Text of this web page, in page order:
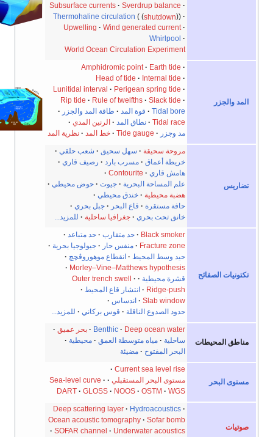
Subsurface currents
Sverdrup balance
Thermohaline circulation
shutdown
Upwelling
Wind generated current
Whirlpool
World Ocean Circulation Experiment
والجزر
Amphidromic point
Earth tide
Head of tide
Internal tide
Lunitidal interval
Perigean spring tide
Rip tide
Rule of twelfths
Slack tide
Tidal bore
قوة المد
طاقة المد والجزر
Tidal race
نطاق المد
الرنين المدي
Tide gauge خط المد نظرية المد
مروحة سحيقة سهل سحيق · شعب حلقي ·
خريطة أعماق · مسرب بارد · رصيف قاري ·
هامش قاري ·
Contourite
·
علم المساحة البحرية · جيوت · حوض محيطي ·
هضبة محيطية · خندق محيطي ·
حافة مستقرة · قاع البحر جبل بحري ·
خانق تحت بحري
جغرافيا ساحلية للمزيد...
الصفائح
Black smoker حد متقارب · حد متباعد ·
Fracture zone
· منفس حار · جيولوجيا بحرية ·
حيد وسط المحيط · انقطاع موهوروڤچچ ·
Morley–Vine–Matthews hypothesis
·
قشرة محيطية ·
Outer trench swell ·
Ridge-push
انتشار قاع المحيط
Slab window
اندساس
حدود الصدوع الناقلة · قوس بركاني · للمزيد...
المحيطات
Benthic Deep ocean water بحر عميق ·
ساحلية
مياه متوسطة العمق محيطية ·
البحر المفتوح · مضيئة
البحر
Current sea level rise
مستوى البحر المستقبلي
·
Sea-level curve ·
DART · GLOSS NOOS · OSTM
Deep scattering layer
Hydroacoustics
Ocean acoustic tomography
Sofar bomb
SOFAR channel
Underwater acoustics